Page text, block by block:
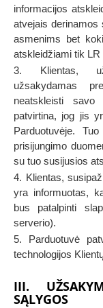
informacijos
atvejais derinamos
asmenims bet
atskleidžiami tik
3. Klientas,
užsakydamas
neatskleisti savo
patvirtina, jog jis
Parduotuvėje.
prisijungimo
su tuo susijusios
4. Klientas,
yra informuotas,
bus patalpinti
serverio).
5. Parduotuvė
technologijos
III.
SĄLYGOS